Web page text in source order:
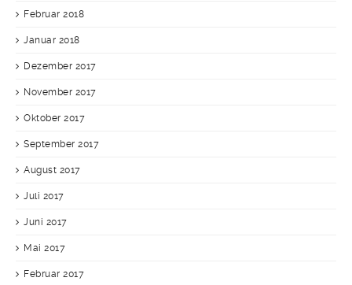
Februar 2018
Januar 2018
Dezember 2017
November 2017
Oktober 2017
September 2017
August 2017
Juli 2017
Juni 2017
Mai 2017
Februar 2017